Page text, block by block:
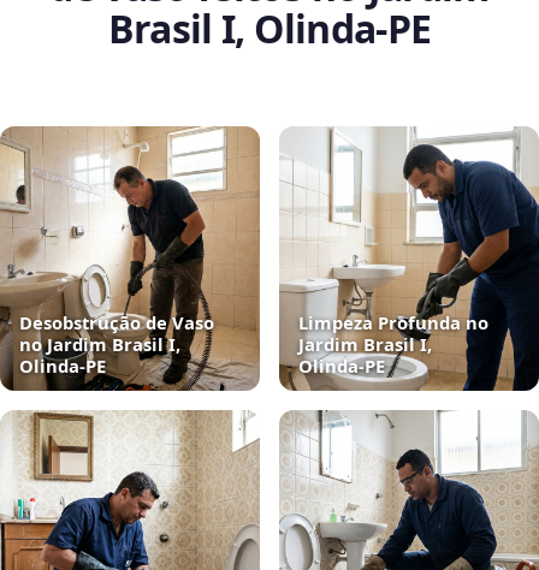
Brasil I, Olinda‑PE
Desobstrução de Vaso
no Jardim Brasil I,
Olinda‑PE
Limpeza Profunda no
Jardim Brasil I,
Olinda‑PE